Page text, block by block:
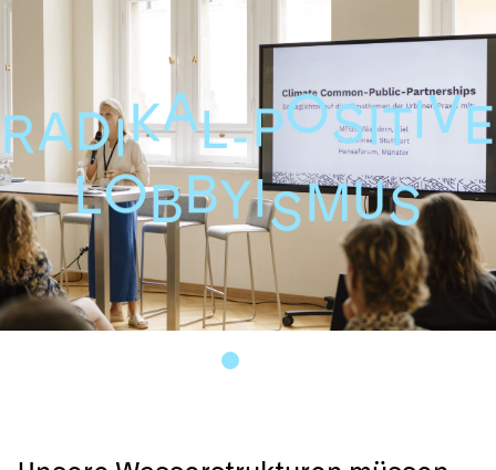
RADIKAL-POSITIVE
LOBBYISMUS